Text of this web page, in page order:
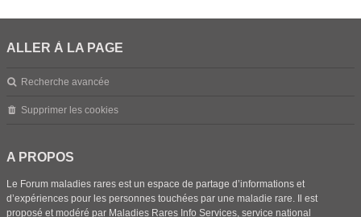
ALLER À LA PAGE
Recherche avancée
Supprimer les cookies
A PROPOS
Le Forum maladies rares est un espace de partage d’informations et
d’expériences pour les personnes touchées par une maladie rare. Il est
proposé et modéré par Maladies Rares Info Services, service national